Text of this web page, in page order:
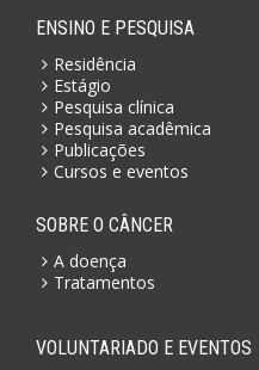
ENSINO E PESQUISA
Residência
Estágio
Pesquisa clínica
Pesquisa acadêmica
Publicações
Cursos e eventos
SOBRE O CÂNCER
A doença
Tratamentos
VOLUNTARIADO E EVENTOS